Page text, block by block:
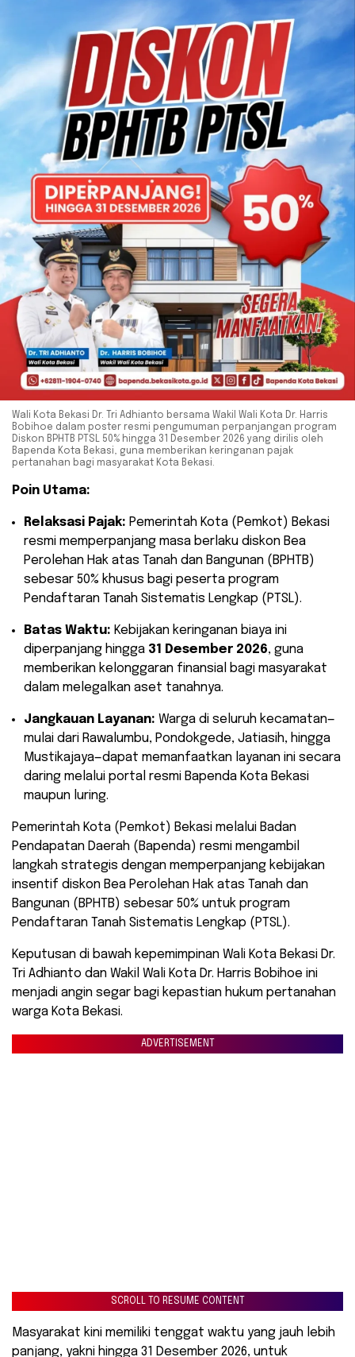
Wali Kota Bekasi Dr. Tri Adhianto bersama Wakil Wali Kota Dr. Harris
Bobihoe dalam poster resmi pengumuman perpanjangan program
Diskon BPHTB PTSL 50% hingga 31 Desember 2026 yang dirilis oleh
Bapenda Kota Bekasi, guna memberikan keringanan pajak
pertanahan bagi masyarakat Kota Bekasi.
Poin Utama:
Relaksasi Pajak: Pemerintah Kota (Pemkot) Bekasi
resmi memperpanjang masa berlaku diskon Bea
Perolehan Hak atas Tanah dan Bangunan (BPHTB)
sebesar 50% khusus bagi peserta program
Pendaftaran Tanah Sistematis Lengkap (PTSL).
Batas Waktu: Kebijakan keringanan biaya ini
diperpanjang hingga 31 Desember 2026, guna
memberikan kelonggaran finansial bagi masyarakat
dalam melegalkan aset tanahnya.
Jangkauan Layanan: Warga di seluruh kecamatan—
mulai dari Rawalumbu, Pondokgede, Jatiasih, hingga
Mustikajaya—dapat memanfaatkan layanan ini secara
daring melalui portal resmi Bapenda Kota Bekasi
maupun luring.
​Pemerintah Kota (Pemkot) Bekasi melalui Badan
Pendapatan Daerah (Bapenda) resmi mengambil
langkah strategis dengan memperpanjang kebijakan
insentif diskon Bea Perolehan Hak atas Tanah dan
Bangunan (BPHTB) sebesar 50% untuk program
Pendaftaran Tanah Sistematis Lengkap (PTSL).
Keputusan di bawah kepemimpinan Wali Kota Bekasi Dr.
Tri Adhianto dan Wakil Wali Kota Dr. Harris Bobihoe ini
menjadi angin segar bagi kepastian hukum pertanahan
warga Kota Bekasi.
ADVERTISEMENT
SCROLL TO RESUME CONTENT
Masyarakat kini memiliki tenggat waktu yang jauh lebih
panjang, yakni hingga 31 Desember 2026, untuk